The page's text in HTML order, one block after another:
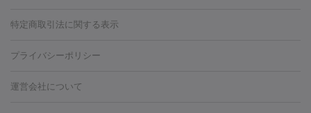
HIFU（ハイフ）
ンケア
ホワイトニング
ー治療（しみ・くすみ）
ーザー治療（毛穴・ニキビ跡）
ダーゼ
サリチル酸マクロゴールピーリング
養上清液
機器
特定商取引法に関する表示
プライバシーポリシー
運営会社について